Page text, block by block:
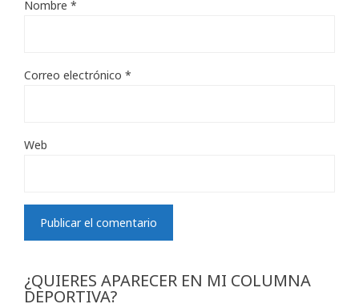
Nombre *
Correo electrónico *
Web
¿QUIERES APARECER EN MI COLUMNA
DEPORTIVA?